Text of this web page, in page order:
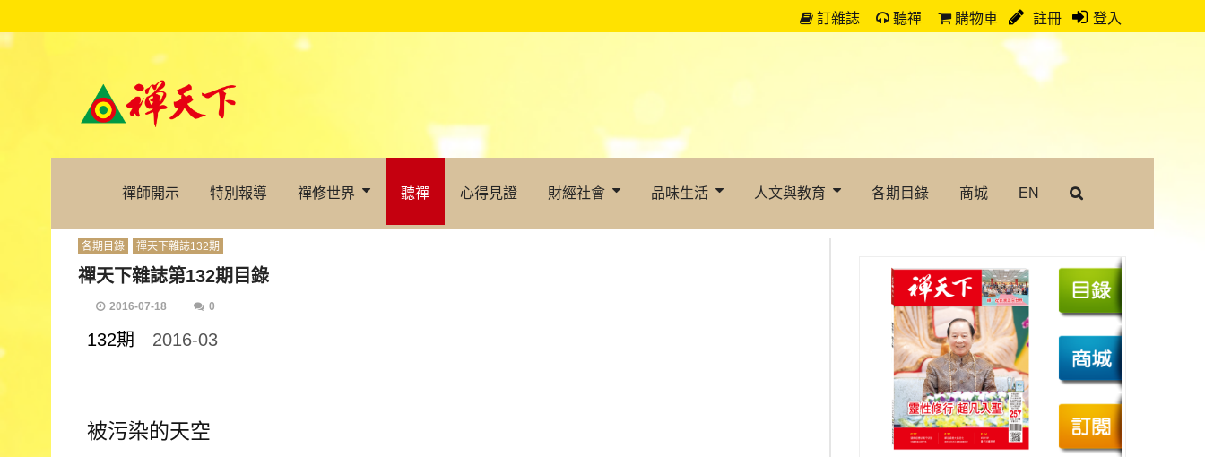
訂雜誌 聽禪 購物車 註冊 登入
禪師開示 特別報導 禪修世界 聽禪 心得見證 財經社會 品味生活 人文與教育 各期目錄 商城 EN
各期目錄 禪天下雜誌132期
禪天下雜誌第132期目錄
2016-07-18 0
132期 2016-03
被污染的天空